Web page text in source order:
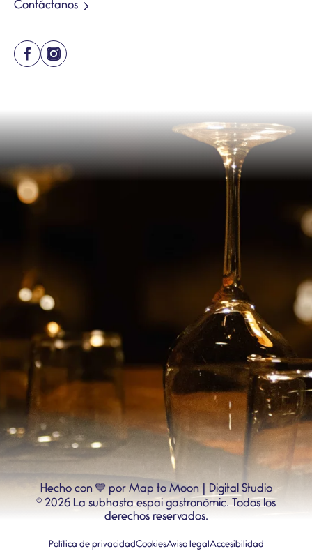
Contáctanos
Hecho con 💙 por Map to Moon | Digital Studio
© 2026 La subhasta espai gastronòmic. Todos los
derechos reservados.
Política de privacidadCookiesAviso legal Accesibilidad